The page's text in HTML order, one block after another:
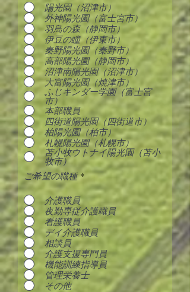
陽光園（沼津市）
外神陽光園（富士宮市）
羽鳥の森（静岡市）
伊豆の瞳（伊東市）
秦野陽光園（秦野市）
高部陽光園（静岡市）
沼津南陽光園（沼津市）
大富陽光園（焼津市）
ふじキンダー学園（富士宮
市）
本部職員
四街道陽光園（四街道市）
柏陽光園（柏市）
札幌陽光園（札幌市）
苫小牧ウトナイ陽光園（苫小
牧市）
ご希望の職種 *
介護職員
夜勤専従介護職員
看護職員
デイ介護職員
相談員
介護支援専門員
機能訓練指導員
管理栄養士
その他